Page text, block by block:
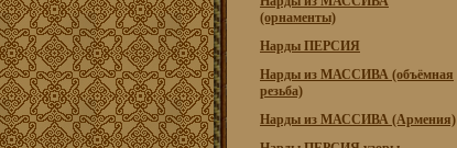
(орнаменты)
Нарды ПЕРСИЯ
Нарды из МАССИВА (объёмная
резьба)
Нарды из МАССИВА (Армения)